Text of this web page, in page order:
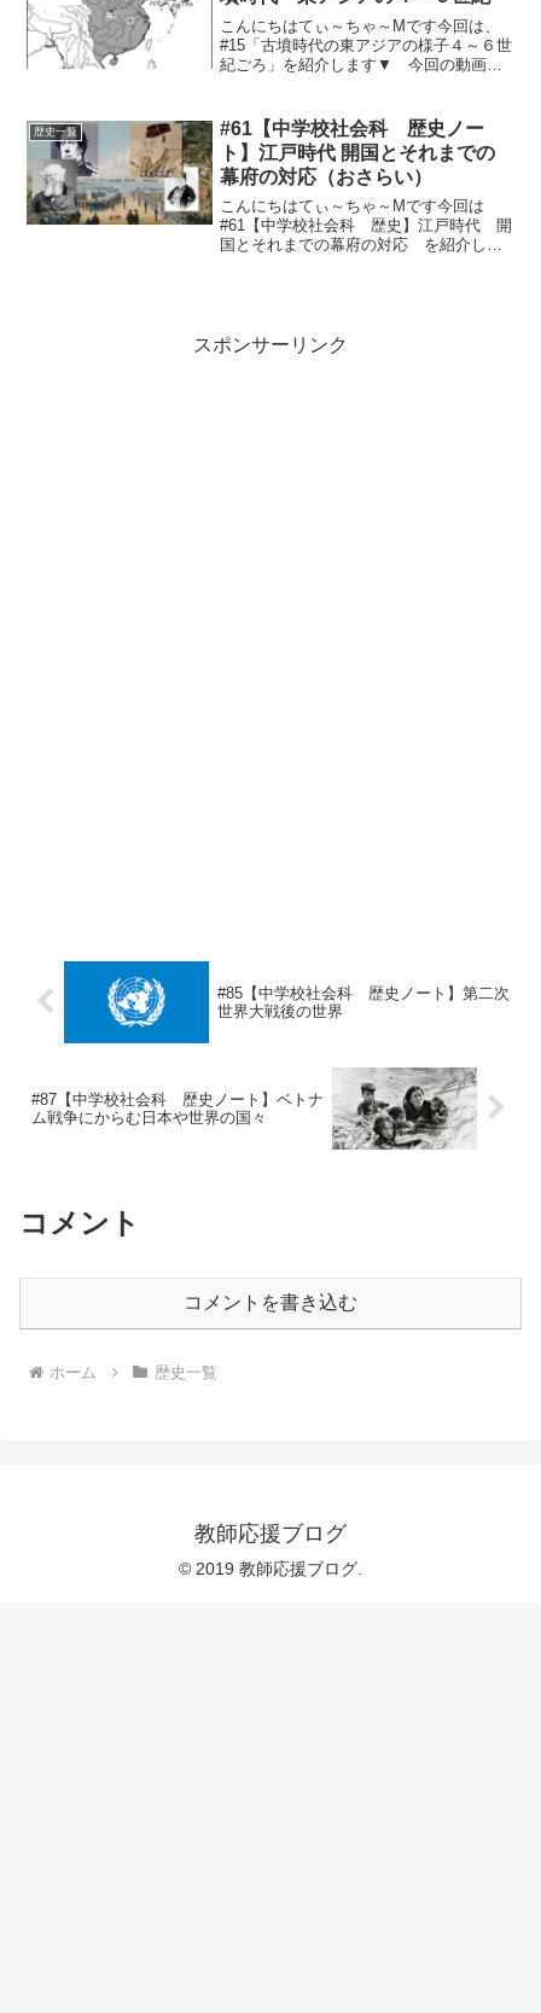
こんにちはてぃ～ちゃ～Mです今回は、
#15「古墳時代の東アジアの様子４～６世
紀ごろ」を紹介します▼ 今回の動画は
立。高句麗VS日本～好太王の碑文（倭を
破る）。倭国は百済...
歴史一覧
#61【中学校社会科 歴史ノー
ト】江戸時代 開国とそれまでの
幕府の対応（おさらい）
こんにちはてぃ～ちゃ～Mです今回は
#61【中学校社会科 歴史】江戸時代 開
国とそれまでの幕府の対応 を紹介しま
スポンサーリンク
#85【中学校社会科 歴史ノート】第二次
世界大戦後の世界
#87【中学校社会科 歴史ノート】ベトナ
ム戦争にからむ日本や世界の国々
コメント
コメントを書き込む
ホーム 歴史一覧
教師応援ブログ
© 2019 教師応援ブログ.